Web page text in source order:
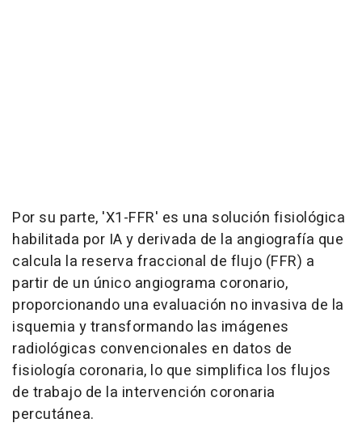
Por su parte, 'X1-FFR' es una solución fisiológica
habilitada por IA y derivada de la angiografía que
calcula la reserva fraccional de flujo (FFR) a
partir de un único angiograma coronario,
proporcionando una evaluación no invasiva de la
isquemia y transformando las imágenes
radiológicas convencionales en datos de
fisiología coronaria, lo que simplifica los flujos
de trabajo de la intervención coronaria
percutánea.